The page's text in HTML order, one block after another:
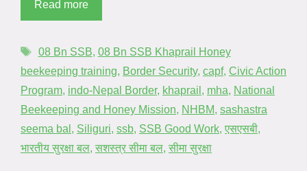
Read more
08 Bn SSB, 08 Bn SSB Khaprail Honey
beekeeping training, Border Security, capf, Civic Action
Program, indo-Nepal Border, khaprail , mha, National
Beekeeping and Honey Mission, NHBM, sashastra
seema bal , Siliguri, ssb, SSB Good Work, एसएसबी,
भारतीय सुरक्षा बल, सशस्त्र सीमा बल, सीमा सुरक्षा